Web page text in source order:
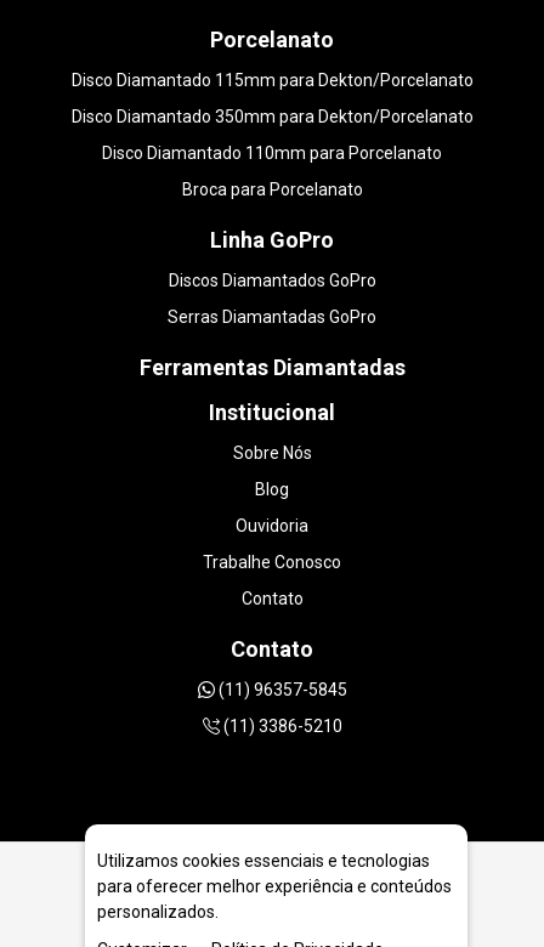
Porcelanato
Disco Diamantado 115mm para Dekton/Porcelanato
Disco Diamantado 350mm para Dekton/Porcelanato
Disco Diamantado 110mm para Porcelanato
Broca para Porcelanato
Linha GoPro
Discos Diamantados GoPro
Serras Diamantadas GoPro
Ferramentas Diamantadas
Institucional
Sobre Nós
Blog
Ouvidoria
Trabalhe Conosco
Contato
Contato
(11) 96357-5845
(11) 3386-5210
Ferramentas Diamantadas para Instalações Elétricas e
Utilizamos cookies essenciais e tecnologias
para oferecer melhor experiência e conteúdos
personalizados.